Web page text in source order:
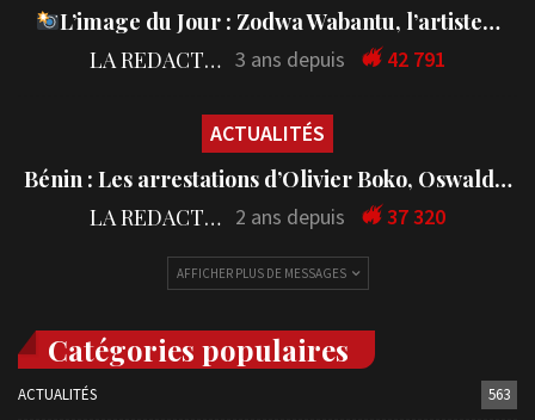
L’image du Jour : Zodwa Wabantu, l’artiste…
LA REDACTION 3 ans depuis 42 791
ACTUALITÉS
Bénin : Les arrestations d’Olivier Boko, Oswald…
LA REDACTION 2 ans depuis 37 320
AFFICHER PLUS DE MESSAGES
Catégories populaires
ACTUALITÉS 563